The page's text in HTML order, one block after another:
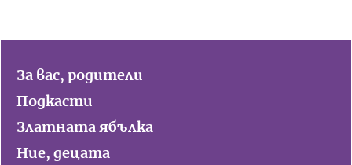
За вас, родители
Подкасти
Златната ябълка
Ние, децата